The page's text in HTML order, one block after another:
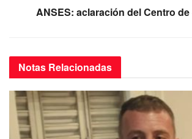
ANSES: aclaración del Centro
Notas Relacionadas